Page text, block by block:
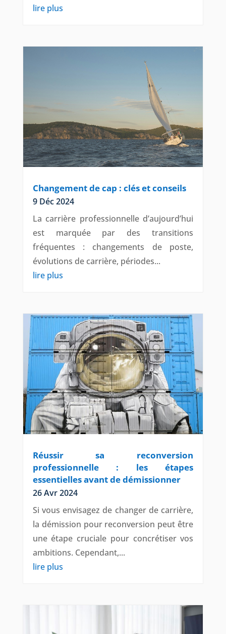
lire plus
Changement de cap : clés et conseils
9 Déc 2024
La carrière professionnelle d’aujourd’hui
est marquée par des transitions
fréquentes : changements de poste,
évolutions de carrière, périodes...
lire plus
Réussir sa reconversion
professionnelle : les étapes
essentielles avant de démissionner
26 Avr 2024
Si vous envisagez de changer de carrière,
la démission pour reconversion peut être
une étape cruciale pour concrétiser vos
ambitions. Cependant,...
lire plus